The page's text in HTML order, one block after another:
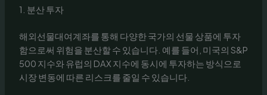
1. 분산 투자
해외선물대여계좌를 통해 다양한 국가의 선물 상품에 투자
함으로써 위험을 분산할 수 있습니다. 예를 들어, 미국의 S&P
500 지수와 유럽의 DAX 지수에 동시에 투자하는 방식으로
시장 변동에 따른 리스크를 줄일 수 있습니다.